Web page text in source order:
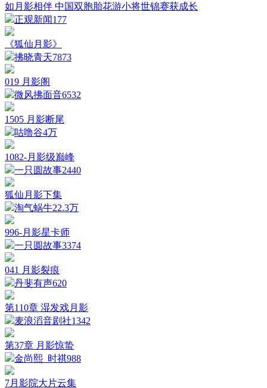
如月影相伴 中国双胞胎花游小将世锦赛获成长
正观新闻177
《狐仙月影》
拂晓青天7873
019 月影阁
微风拂面音6532
1505 月影断尾
咕噜谷4万
1082-月影级巅峰
一只圆故事2440
狐仙月影下集
淘气蜗牛22.3万
996-月影星卡师
一只圆故事3374
041 月影裂痕
丹斐有声620
第110章 湿发戏月影
麦浪滔音剧社1342
第37章 月影惊蛰
金尚熙_时祺988
7月影院大片云集